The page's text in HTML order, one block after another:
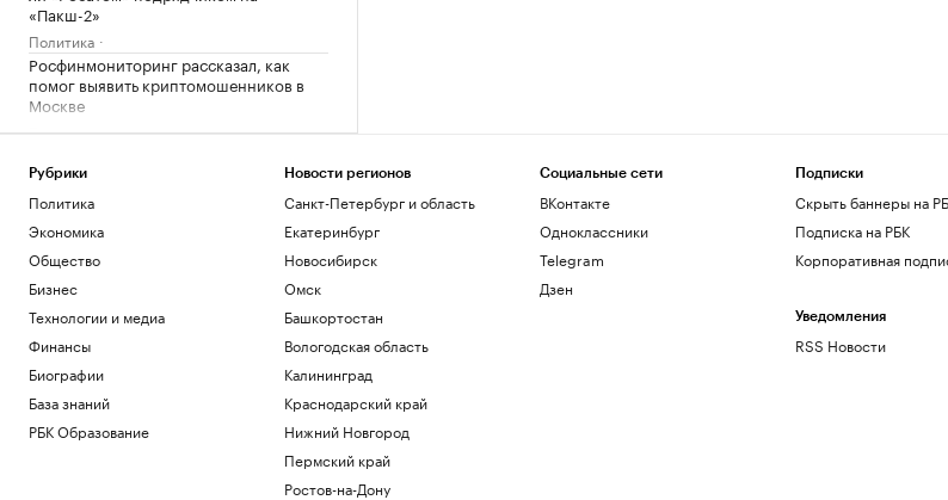
«Пакш-2»
Политика
Росфинмониторинг рассказал, как
помог выявить криптомошенников в
Москве
Политика
в третьем круге турнира в Торонто
Спорт
РПЦ ответила на призыв уйти из
Африки
Политика
Рубрики
Политика
Экономика
Общество
Бизнес
Технологии и медиа
Финансы
Биографии
База знаний
РБК Образование
Новости регионов
Санкт-Петербург и область
Екатеринбург
Новосибирск
Омск
Башкортостан
Вологодская область
Калининград
Краснодарский край
Нижний Новгород
Пермский край
Ростов-на-Дону
Социальные сети
ВКонтакте
Одноклассники
Telegram
Дзен
Подписки
Скрыть баннеры на
Подписка на РБК
Корпоративная
Уведомления
RSS Новости